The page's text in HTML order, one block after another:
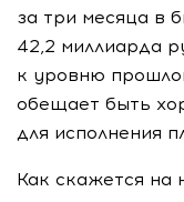
за три месяца в
42,2 миллиарда
к уровню
обещает быть
для исполнения
Как скажется на